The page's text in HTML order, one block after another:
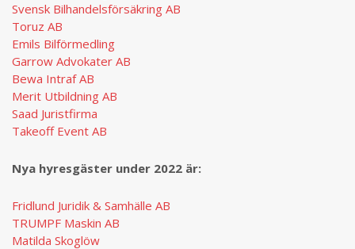
Svensk Bilhandelsförsäkring AB
Toruz AB
Emils Bilförmedling
Garrow Advokater AB
Bewa Intraf AB
Merit Utbildning AB
Saad Juristfirma
Takeoff Event AB
Nya hyresgäster under 2022 är:
Fridlund Juridik & Samhälle AB
TRUMPF Maskin AB
Matilda Skoglöw